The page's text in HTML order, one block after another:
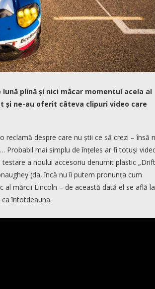
plină și nici măcar momentul acela al
și ne-au oferit câteva clipuri video care
reclamă despre care nu știi ce să crezi – însă
Probabil mai simplu de înțeles ar fi totuși
a noului accesoriu denumit plastic „Drift
(da, încă nu îi putem pronunța cum
mărcii Lincoln – de această dată el se află la
întotdeauna.